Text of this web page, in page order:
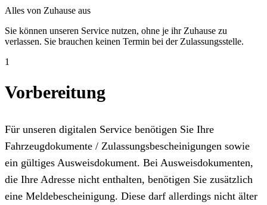
Alles von Zuhause aus
Sie können unseren Service nutzen, ohne je ihr Zuhause zu
verlassen. Sie brauchen keinen Termin bei der Zulassungsstelle.
1
Vorbereitung
Für unseren digitalen Service benötigen Sie Ihre
Fahrzeugdokumente / Zulassungsbescheinigungen sowie
ein gültiges Ausweisdokument. Bei Ausweisdokumenten,
die Ihre Adresse nicht enthalten, benötigen Sie zusätzlich
eine Meldebescheinigung. Diese darf allerdings nicht älter